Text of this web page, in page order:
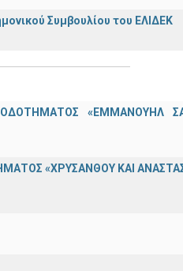
Συμβουλίου του ΕΛΙΔΕΚ
«ΕΜΜΑΝΟΥΗΛ
«ΧΡΥΣΑΝΘΟΥ ΚΑΙ